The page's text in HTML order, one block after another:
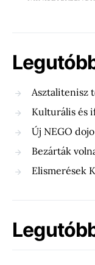
Asztalitenisz
Kulturális és
Új NEGO
Bezárták
Elismerések